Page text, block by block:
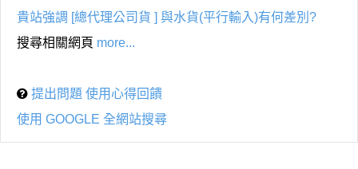
貴站強調 [總代理公司貨 ] 與水貨(平行輸入)有何差別?
搜尋相關網頁 more...
提出問題 使用心得回饋
使用 GOOGLE 全網站搜尋